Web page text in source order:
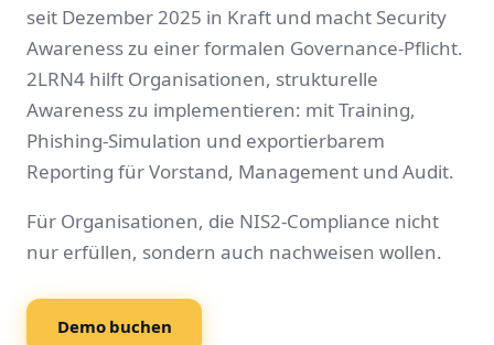
seit Dezember 2025 in Kraft und macht Security
Awareness zu einer formalen Governance-Pflicht.
2LRN4 hilft Organisationen, strukturelle
Awareness zu implementieren: mit Training,
Phishing-Simulation und exportierbarem
Reporting für Vorstand, Management und Audit.
Für Organisationen, die NIS2-Compliance nicht
nur erfüllen, sondern auch nachweisen wollen.
Demo buchen